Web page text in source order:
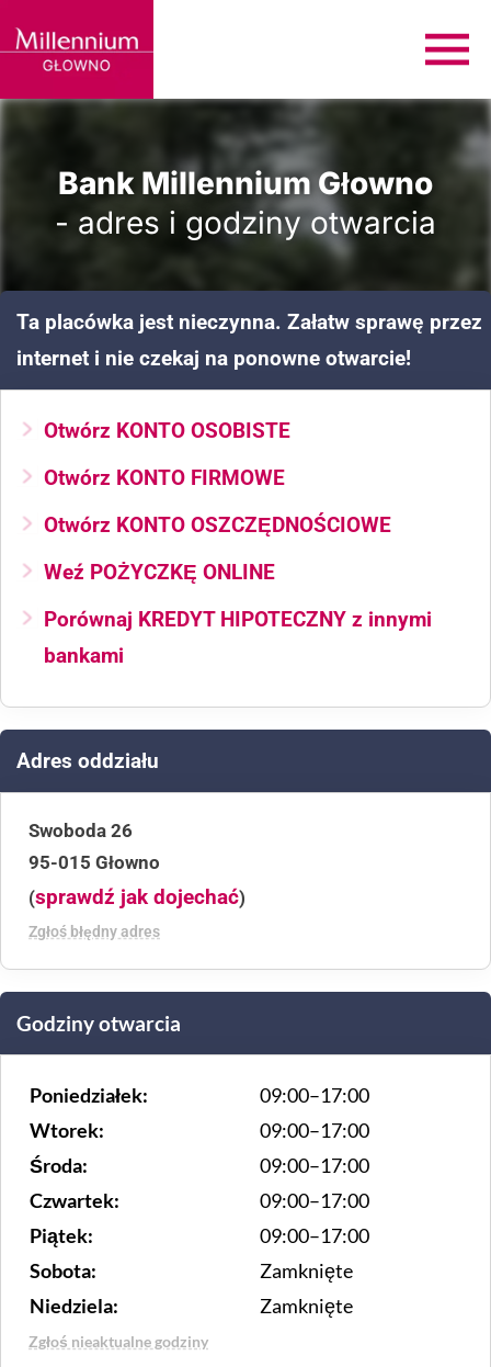
Bank Millennium Głowno
- adres i godziny otwarcia
Ta placówka jest nieczynna. Załatw sprawę przez
internet i nie czekaj na ponowne otwarcie!
Otwórz KONTO OSOBISTE
Otwórz KONTO FIRMOWE
Otwórz KONTO OSZCZĘDNOŚCIOWE
Weź POŻYCZKĘ ONLINE
Porównaj KREDYT HIPOTECZNY z innymi
bankami
Adres oddziału
Swoboda 26
95-015 Głowno
(sprawdź jak dojechać)
Zgłoś błędny adres
Godziny otwarcia
Poniedziałek:
09:00–17:00
Wtorek:
09:00–17:00
Środa:
09:00–17:00
Czwartek:
09:00–17:00
Piątek:
09:00–17:00
Sobota:
Zamknięte
Niedziela:
Zamknięte
Zgłoś nieaktualne godziny